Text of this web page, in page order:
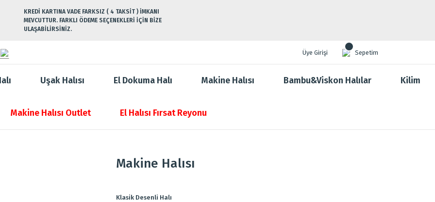
KREDİ KARTINA VADE FARKSIZ ( 4 TAKSİT ) İMKANI
MEVCUTTUR. FARKLI ÖDEME SEÇENEKLERİ İÇİN BİZE
ULAŞABİLİRSİNİZ.
Üye Girişi Sepetim
Uşak Halısı El Dokuma Halı Makine Halısı Bambu&Viskon Halılar Kilim
Makine Halısı Outlet El Halısı Fırsat Reyonu
Makine Halısı
Klasik Desenli Halı